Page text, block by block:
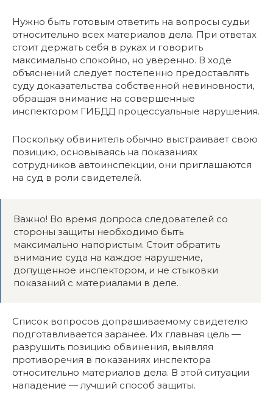
Нужно быть готовым ответить на вопросы судьи
относительно всех материалов дела. При ответах
стоит держать себя в руках и говорить
максимально спокойно, но уверенно. В ходе
объяснений следует постепенно предоставлять
суду доказательства собственной невиновности,
обращая внимание на совершенные
инспектором ГИБДД процессуальные нарушения.
Поскольку обвинитель обычно выстраивает свою
позицию, основываясь на показаниях
сотрудников автоинспекции, они приглашаются
на суд в роли свидетелей.
Важно! Во время допроса следователей со
стороны защиты необходимо быть
максимально напористым. Стоит обратить
внимание суда на каждое нарушение,
допущенное инспектором, и не стыковки
показаний с материалами в деле.
Список вопросов допрашиваемому свидетелю
подготавливается заранее. Их главная цель —
разрушить позицию обвинения, выявляя
противоречия в показаниях инспектора
относительно материалов дела. В этой ситуации
нападение — лучший способ защиты.